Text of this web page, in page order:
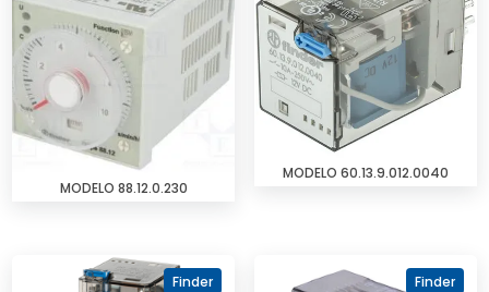
MODELO 88.12.0.230
MODELO 60.13.9.012.0040
Finder Finder